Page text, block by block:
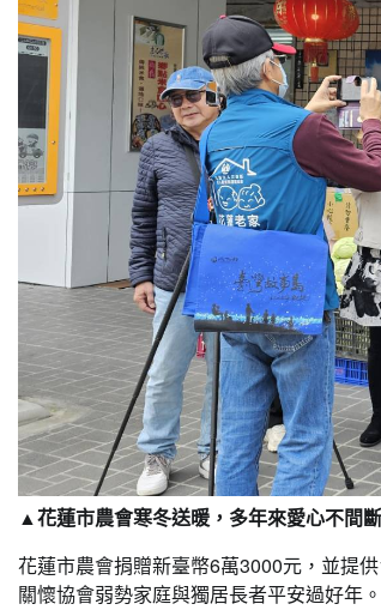
▲花蓮市農會寒冬送暖，多年來愛心不間
花蓮市農會捐贈新臺幣6萬3000元，並提
關懷協會弱勢家庭與獨居長者平安過好年。